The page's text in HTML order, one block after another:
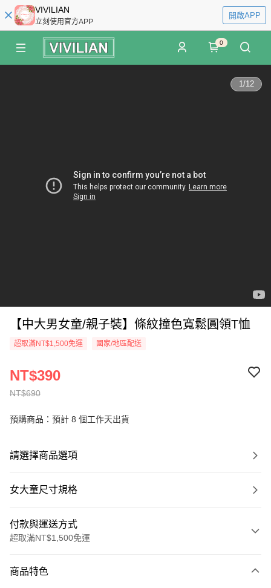
VIVILIAN
立刻使用官方APP
開啟APP
0
1/12
【中大男女童/親子裝】條紋撞色寬鬆圓領T恤
超取滿NT$1,500免運 國家/地區配送
NT$690
NT$390
預購商品：預計 8 個工作天出貨
請選擇商品選項
女大童尺寸規格
付款與運送方式
超取滿NT$1,500免運
信用卡一次付款
商品特色